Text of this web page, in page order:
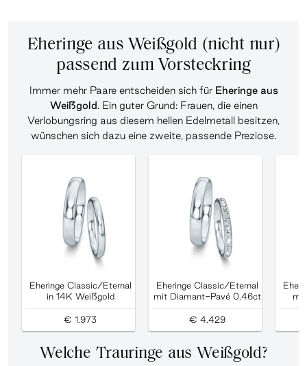
Eheringe aus Weißgold (nicht nur)
passend zum Vorsteckring
Immer mehr Paare entscheiden sich für Eheringe aus
Weißgold. Ein guter Grund: Frauen, die einen
Verlobungsring aus diesem hellen Edelmetall besitzen,
wünschen sich dazu eine zweite, passende Preziose.
Eheringe Classic/Eternal
in 14K Weißgold
€ 1.973
Eheringe Classic/Eternal
mit Diamant-Pavé 0,46ct
€ 4.429
Welche Trauringe aus Weißgold?